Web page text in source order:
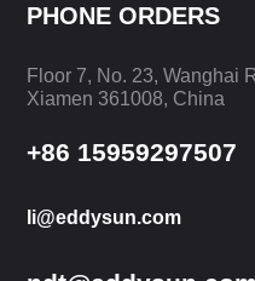
PHONE ORDERS
Floor 7, No. 23, Wanghai
Xiamen 361008, China
+86 15959297507
li@eddysun.com